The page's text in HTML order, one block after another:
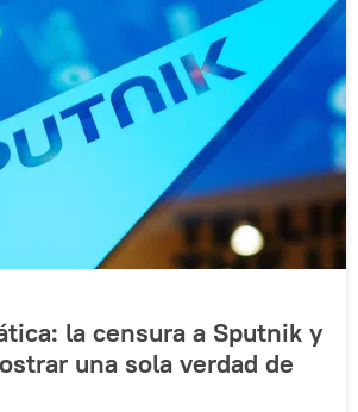
la censura a Sputnik y
una sola verdad de